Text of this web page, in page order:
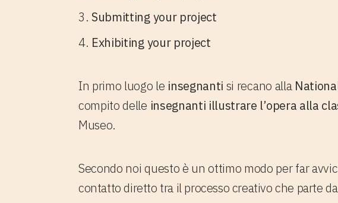
3.Submitting your project
4. Exhibiting your project
In primo luogo le insegnanti si recano alla
compito delle insegnanti illustrare l’opera alla
Museo.
Secondo noi questo è un ottimo modo per far
contatto diretto tra il processo creativo che parte